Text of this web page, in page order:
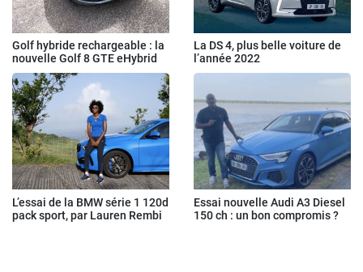
Golf hybride rechargeable : la
nouvelle Golf 8 GTE eHybrid
La DS 4, plus belle voiture de
l’année 2022
L’essai de la BMW série 1 120d
pack sport, par Lauren Rembi
Essai nouvelle Audi A3 Diesel
150 ch : un bon compromis ?